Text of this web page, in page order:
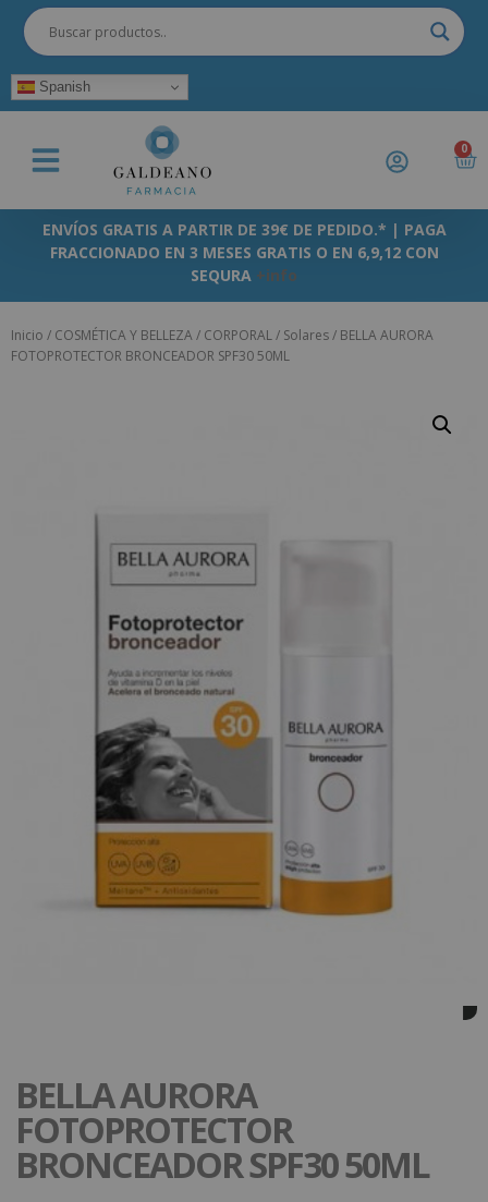
Spanish
0
ENVÍOS GRATIS A PARTIR DE 39€ DE PEDIDO.* | PAGA
FRACCIONADO EN 3 MESES GRATIS O EN 6,9,12 CON
SEQURA +info
Inicio / COSMÉTICA Y BELLEZA/ CORPORAL/ Solares/ BELLA AURORA
FOTOPROTECTOR BRONCEADOR SPF30 50ML
BELLA AURORA
FOTOPROTECTOR
BRONCEADOR SPF30 50ML